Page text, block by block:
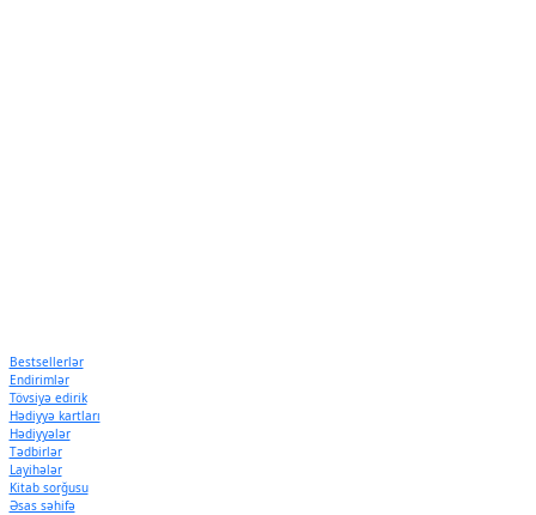
Bestsellerlər
Endirimlər
Tövsiyə edirik
Hədiyyə kartları
Hədiyyələr
Tədbirlər
Layihələr
Kitab sorğusu
Əsas səhifə